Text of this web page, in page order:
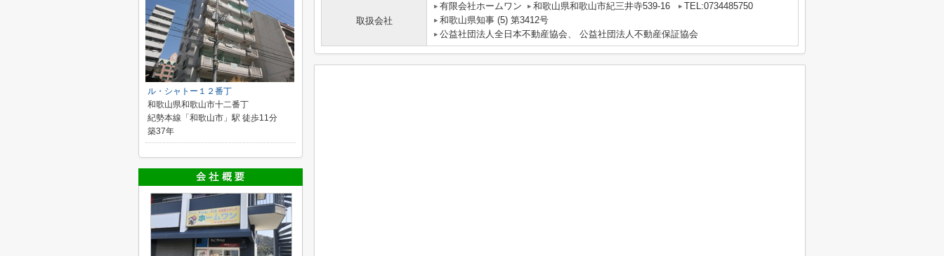
取扱会社
有限会社ホームワン 和歌山県和歌山市紀三井寺539-16
TEL:0734485750
和歌山県知事 (5) 第3412号
公益社団法人全日本不動産協会、 公益社団法人不動産保証協会
ル・シャトー１２番丁
和歌山県和歌山市十二番丁
紀勢本線「和歌山市」駅 徒歩11分
築37年